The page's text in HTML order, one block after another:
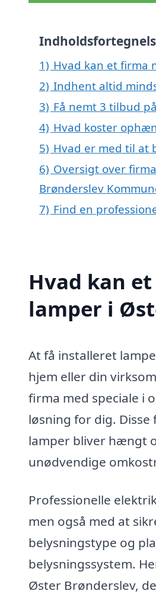
1) Hvad kan et firma
2) Indhent altid
3) Få nemt 3 tilbud
4) Hvad koster
5) Hvad er med til at
6) Oversigt over
Brønderslev
7) Find en
Hvad kan
lamper i
At få installeret
hjem eller din
firma med speciale i
løsning for dig.
lamper bliver hængt
unødvendige
Professionelle
men også med at
belysningstype og
belysningssystem.
Øster Brønderslev,